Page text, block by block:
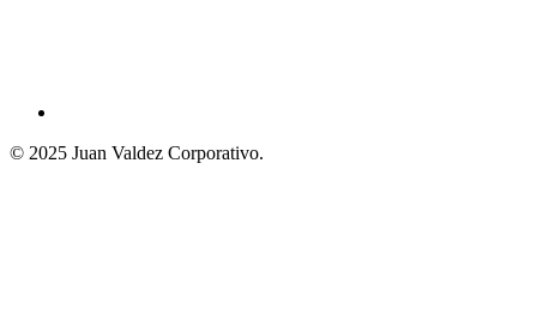
© 2025 Juan Valdez Corporativo.